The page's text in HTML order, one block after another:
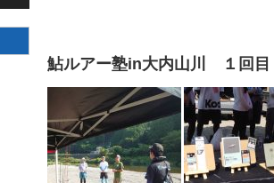
鮎ルアー塾in大内山川 １回目